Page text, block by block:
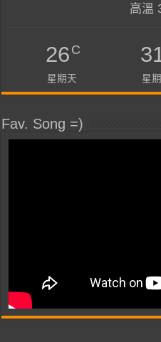
高溫
26C
星期天 星
Fav. Song =)